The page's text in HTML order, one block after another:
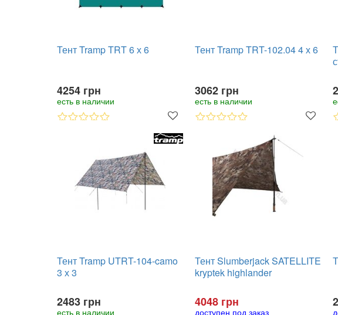
Тент Tramp TRT 6 х 6
4254 грн
есть в наличии
Тент Tramp TRT-102.04 4 х 6
3062 грн
есть в наличии
Тент Tramp UTRT-104-camo
3 х 3
2483 грн
есть в наличии
Тент Slumberjack SATELLITE
kryptek highlander
4048 грн
доступен под заказ